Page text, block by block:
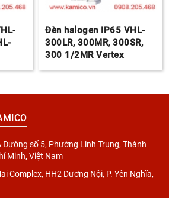
Đèn halogen IP65 VHL-
300LR, 300MR, 300SR,
300 1/2MR Vertex
Đường số 5, Phường Linh Trung, Thành
Minh, Việt Nam
Complex, HH2 Dương Nội, P. Yên Nghĩa,